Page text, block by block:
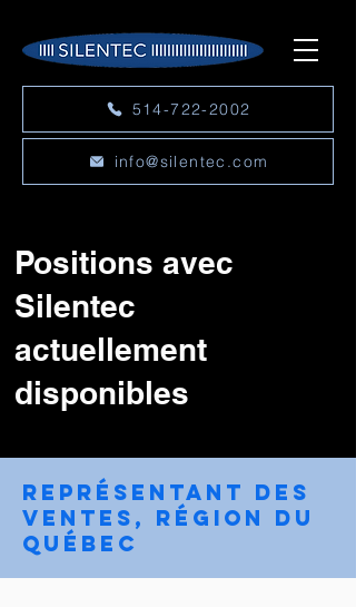
514-722-2002
info@silentec.com
Positions avec
Silentec
actuellement
disponibles
Représentant des
ventes, région du
Québec